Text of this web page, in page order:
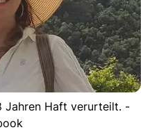
Jahren Haft verurteilt. -